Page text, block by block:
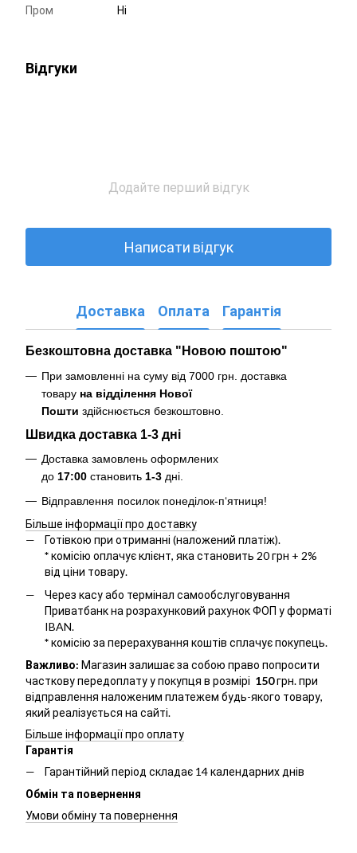
Пром Ні
Відгуки
Додайте перший відгук
Написати відгук
Доставка Оплата Гарантія
Безкоштовна доставка "Новою поштою"
При замовленні на суму від 7000 грн. доставка
товару на відділення Нової
Пошти здійснюється безкоштовно
Швидка доставка 1-3 дні
Доставка замовлень оформлених
до 17:00 становить 1-3 дні.
Відправлення посилок понеділок-п‘ятниця!
Більше інформації про доставку
Готівкою при отриманні (наложений платіж).
*комісію оплачує клієнт, яка становить 20 грн + 2%
від ціни товару.
Через касу або термінал самообслуговування
Приватбанк на розрахунковий рахунок ФОП у форматі
IBAN.
*комісію за перерахування коштів сплачує покупець.
Важливо: Магазин залишає за собою право попросити
часткову передоплату у покупця в розмірі 150грн. при
відправлення наложеним платежем будь-якого товару,
який реалізується на сайті.
Більше інформації про оплату
Гарантія
Гарантійний період складає 14 календарних днів
Обмін та повернення
Умови обміну та повернення